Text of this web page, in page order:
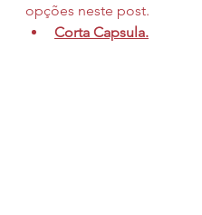
opções neste post.
Corta Capsula.